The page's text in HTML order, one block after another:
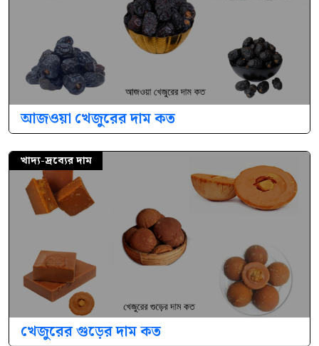
আজওয়া খেজুরের দাম কত
খাদ্য-দ্রব্যের দাম
খেজুরের গুড়ের দাম কত